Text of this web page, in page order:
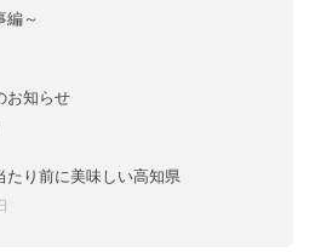
編～
お知らせ
たり前に美味しい高知県